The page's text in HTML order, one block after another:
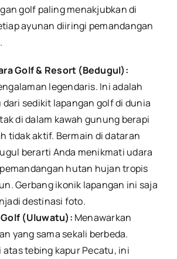
golf paling menakjubkan di
ayunan diiringi pemandangan
Golf & Resort (Bedugul):
legendaris. Ini adalah
dari sedikit lapangan golf di dunia
di dalam kawah gunung berapi
tidak aktif. Bermain di dataran
berarti Anda menikmati udara
hutan hujan tropis
Gerbang ikonik lapangan ini saja
destinasi foto.
Golf (Uluwatu): Menawarkan
yang sama sekali berbeda.
atas tebing kapur Pecatu, ini